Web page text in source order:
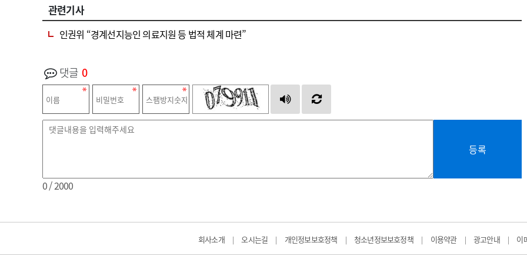
관련기사
인권위 “경계선지능인 의료지원 등 법적 체계 마련”
댓글 0
등록
0/ 2000
회사소개 | 오시는길 | 개인정보보호정책 | 청소년정보보호정책 | 이용약관 | 광고안내 | 이